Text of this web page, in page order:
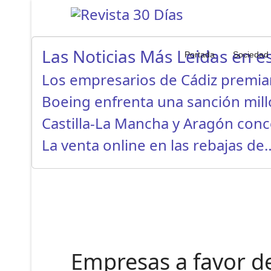
Portada Sociedad
Las Noticias Más Leidas en
Los empresarios de Cádiz
Boeing enfrenta una sanción
Castilla-La Mancha y Aragón
La venta online en las rebajas
Empresas a favor